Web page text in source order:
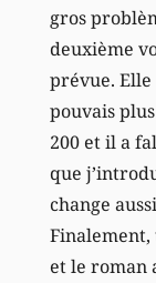
gros
deuxième
prévue. Elle
pouvais
200 et il a
que
change
Finalement,
et le roman